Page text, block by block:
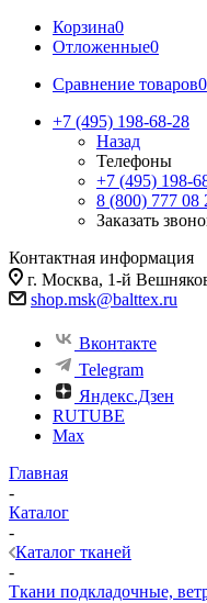
Корзина0
Отложенные0
Сравнение товаров0
+7 (495) 198-68-28
Назад
Телефоны
+7 (495) 198-
8 (800) 777 08
Заказать
Контактная информация
г. Москва, 1-й
shop.msk@balttex.ru
Вконтакте
Telegram
Яндекс.Дзен
RUTUBE
Max
Главная
-
Каталог
-
Каталог тканей
-
Ткани подкладочные,